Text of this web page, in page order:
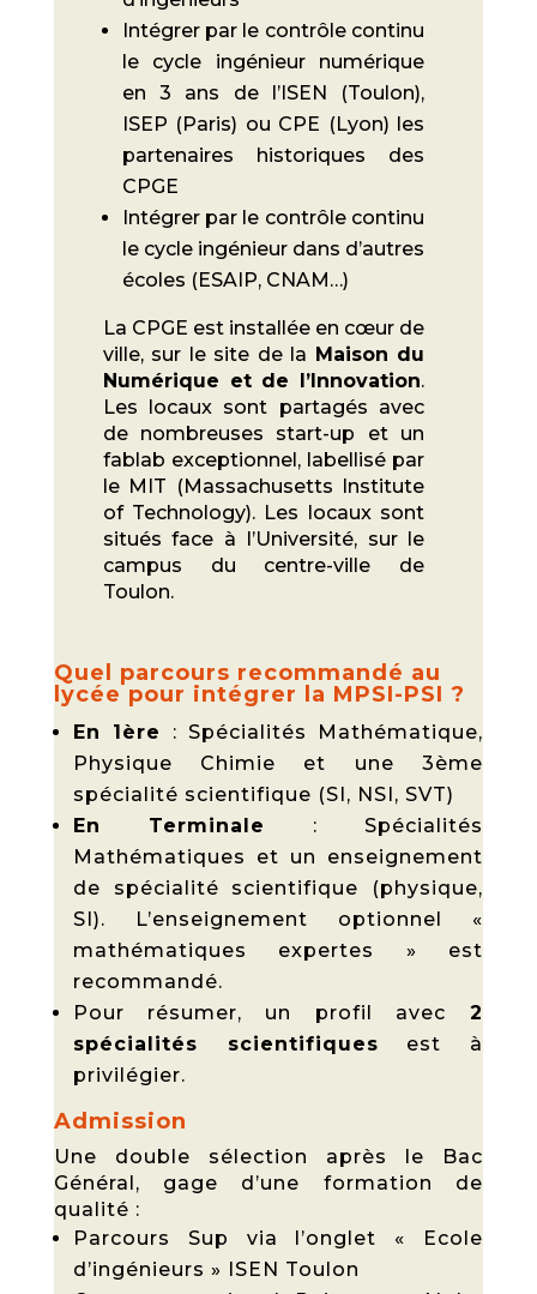
Intégrer par le contrôle continu
le cycle ingénieur numérique
en 3 ans de l’ISEN (Toulon),
ISEP (Paris) ou CPE (Lyon) les
partenaires historiques des
CPGE
Intégrer par le contrôle continu
le cycle ingénieur dans d’autres
écoles (ESAIP, CNAM…)
La CPGE est installée en cœur de
ville, sur le site de la Maison du
Numérique et de l’Innovation.
Les locaux sont partagés avec
de nombreuses start-up et un
fablab exceptionnel, labellisé par
le MIT (Massachusetts Institute
of Technology). Les locaux sont
situés face à l’Université, sur le
campus du centre-ville de
Toulon.
Quel parcours recommandé au
lycée pour intégrer la MPSI-PSI ?
En 1ère
: Spécialités Mathématique,
Physique Chimie et une 3ème
spécialité scientifique (SI, NSI, SVT)
En Terminale
: Spécialités
Mathématiques et un enseignement
de spécialité scientifique (physique,
SI). L’enseignement optionnel «
mathématiques expertes » est
recommandé.
Pour résumer, un profil avec 2
spécialités scientifiques est à
privilégier.
Admission
Une double sélection après le Bac
Général, gage d’une formation de
qualité :
Parcours Sup via l’onglet « Ecole
d’ingénieurs » ISEN Toulon